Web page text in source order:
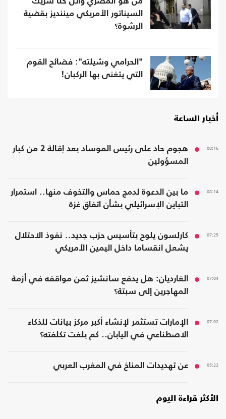
السيناتور الأمريكي ميننديز بقضية
الرشوة؟
"الحرامي وشيلته": فضائح القوم
التي يتغنى بها الركبان!
أخبار الساعة
08:16
هجوم حاد على رئيس الموساد بعد إقالة 2 من كبار
المسؤولين
08:14
ما بين الدعوة لدمج حماس والتخوف منها.. استمرار
التباين الإسرائيلي بشأن اتفاق غزة
07:25
كارلسون يلوح بتأسيس حزب جديد.. نفوذ الاحتلال
يشعل انقساما داخل اليمين الأمريكي
07:04
الغارديان: هل يدفع سانشيز ثمن مواقفه في أزمة
المهاجرين إلى سبتة؟
07:02
الإمارات تستثمر لإنشاء أكبر مركز بيانات للذكاء
الاصطناعي في اليابان.. كم بلغت تكلفته؟
05:22 عن تهديدات المناخ في المغرب العربي
الأكثر قراءة اليوم